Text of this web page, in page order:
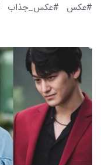
#عکس
#عکس_جذاب